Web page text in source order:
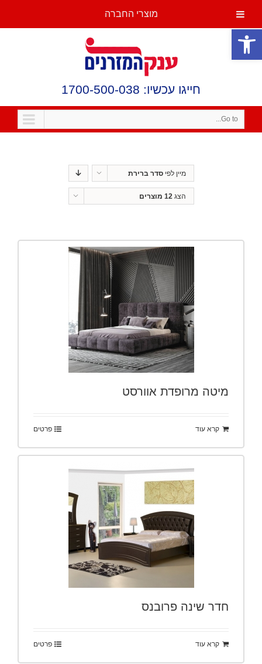
פתח סרגל נגישות
חייגו עכשיו: 1700-500-038
Go to...
מיין לפיסדר ברירת
מחדל
הצג12 מוצרים
מיטה מרופדת אוורסט
קרא עוד פרטים
חדר שינה פרובנס
קרא עוד פרטים
מוצרי החברה